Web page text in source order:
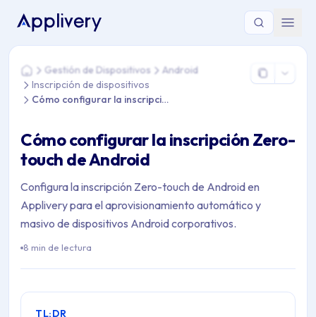
Estás aquí: Home > Gestión de Dispositivos > Android >
HomeGestión de Dispositivos
Android
Inscripción de dispositivos
Cómo configurar la inscripción Zero-touch de Android
Cómo configurar la inscripción Zero-
touch de Android
Configura la inscripción Zero-touch de Android en
Applivery para el aprovisionamiento automático y
masivo de dispositivos Android corporativos.
8 min de lectura
TL;DR